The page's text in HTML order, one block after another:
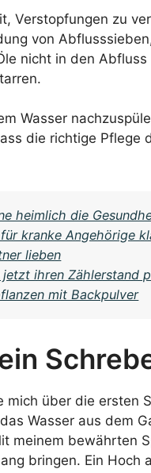
Verstopfungen zu
von
nicht in den
Wasser
die richtige Pflege
heimlich die
kranke Angehörige
lieben
ihren Zählerstand
mit Backpulver
über die ersten
Wasser aus dem
meinem bewährten
bringen. Ein Hoch